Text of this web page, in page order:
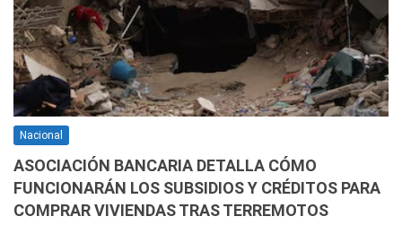
Nacional
ASOCIACIÓN BANCARIA DETALLA CÓMO
FUNCIONARÁN LOS SUBSIDIOS Y CRÉDITOS PARA
COMPRAR VIVIENDAS TRAS TERREMOTOS